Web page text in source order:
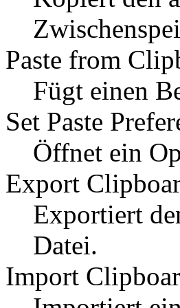
Paste from
Fügt einen
Set Paste
Öffnet ein
Export
Exportiert
Datei.
Import